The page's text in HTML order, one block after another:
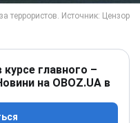
главного –
на OBOZ.UA в